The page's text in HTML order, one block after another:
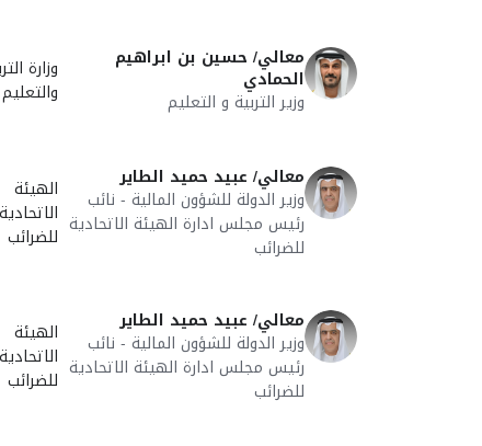
معالي/ حسين بن ابراهيم
الحمادي
وزير التربية و التعليم
وزارة
والتعليم
معالي/ عبيد حميد الطاير
وزير الدولة للشؤون المالية - نائب
رئيس مجلس ادارة الهيئة الاتحادية
للضرائب
الهيئة
الاتحادية
للضرائب
معالي/ عبيد حميد الطاير
وزير الدولة للشؤون المالية - نائب
رئيس مجلس ادارة الهيئة الاتحادية
للضرائب
الهيئة
الاتحادية
للضرائب